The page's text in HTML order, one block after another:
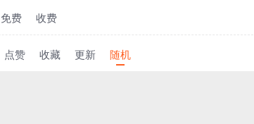
免费 收费
点赞 收藏 更新 随机